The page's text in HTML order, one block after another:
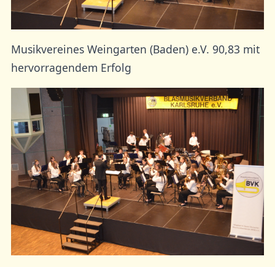
Musikvereines Weingarten (Baden) e.V. 90,83 mit
hervorragendem Erfolg